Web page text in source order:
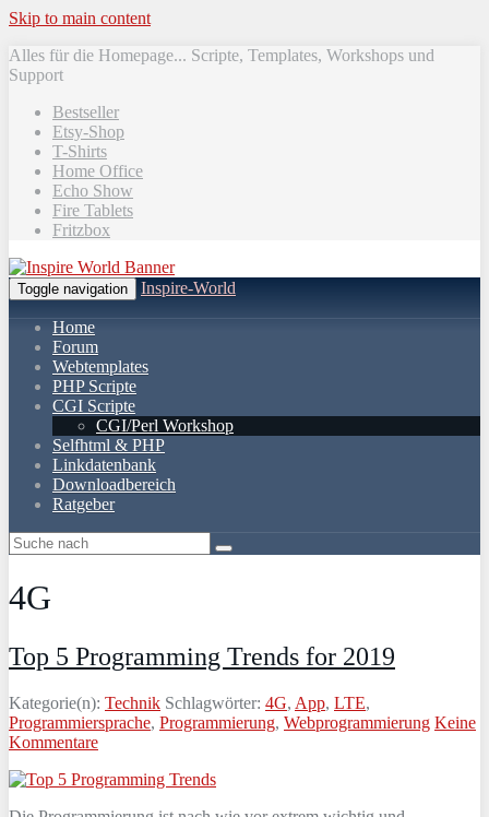
Skip to main content
Alles für die Homepage... Scripte, Templates, Workshops und
Support
Bestseller
Etsy-Shop
T-Shirts
Home Office
Echo Show
Fire Tablets
Fritzbox
Toggle navigation Inspire-World
Home
Forum
Webtemplates
PHP Scripte
CGI Scripte
CGI/Perl Workshop
Selfhtml & PHP
Linkdatenbank
Downloadbereich
Ratgeber
4G
Top 5 Programming Trends for 2019
Kategorie(n): Technik Schlagwörter: 4G, App, LTE,
Programmiersprache, Programmierung, Webprogrammierung Keine
Kommentare